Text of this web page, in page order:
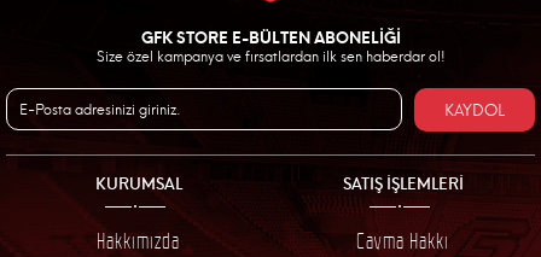
GFK STORE E-BÜLTEN ABONELİĞİ
Size özel kampanya ve fırsatlardan ilk sen haberdar ol!
KAYDOL
KURUMSAL
Hakkımızda
SATIŞ İŞLEMLERİ
Cayma Hakkı